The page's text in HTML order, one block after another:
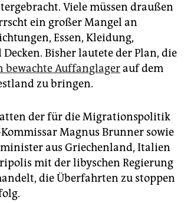
Viele müssen draußen
ein großer Mangel an
Essen, Kleidung,
Bisher lautete der Plan, die
bewachte Auffanglagerauf dem
zu bringen.
der für die Migrationspolitik
Magnus Brunner sowie
aus Griechenland, Italien
mit der libyschen Regierung
die Überfahrten zu stoppen